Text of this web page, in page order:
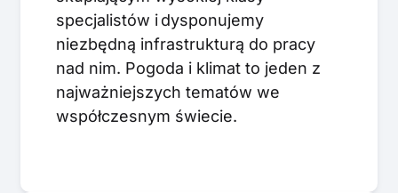
specjalistów i dysponujemy
niezbędną infrastrukturą do pracy
nad nim. Pogoda i klimat to jeden z
najważniejszych tematów we
współczesnym świecie.